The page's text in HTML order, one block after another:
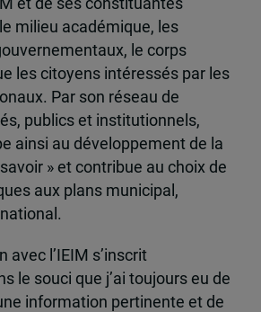
milieu académique, les
le corps
les citoyens intéressés par les
Par son réseau de
publics et institutionnels,
ainsi au développement de la
» et contribue au choix de
aux plans municipal,
avec l’IEIM s’inscrit
le souci que j’ai toujours eu de
information pertinente et de